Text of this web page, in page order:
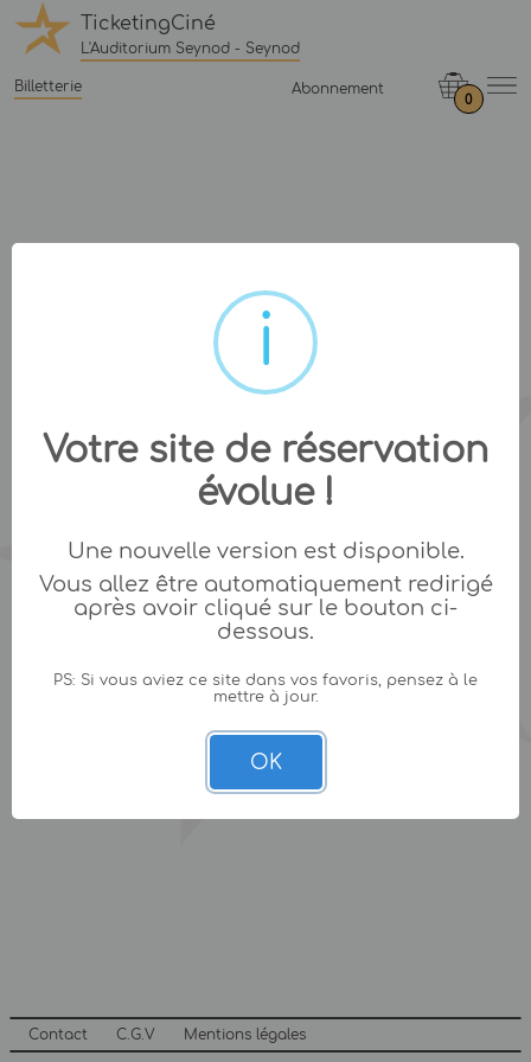
TicketingCiné
L'Auditorium Seynod - Seynod
Billetterie Abonnement
0
Contact C.G.V Mentions légales
Votre site de réservation
évolue !
Une nouvelle version est disponible.
Vous allez être automatiquement redirigé
après avoir cliqué sur le bouton ci-
dessous.
PS: Si vous aviez ce site dans vos favoris, pensez à le
mettre à jour.
OK